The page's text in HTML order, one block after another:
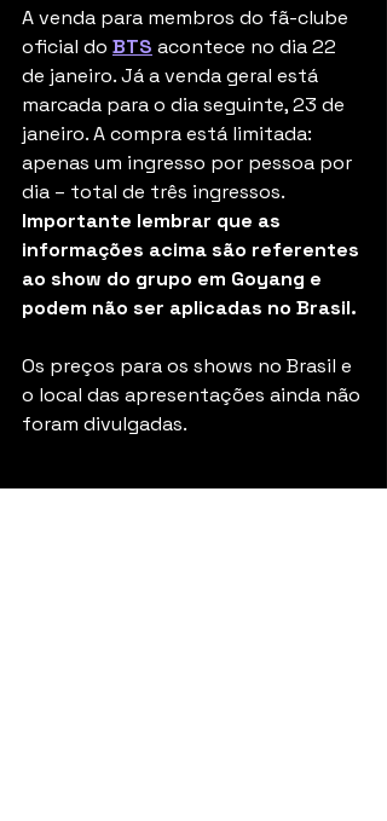
A venda para membros do fã-clube
oficial do BTS acontece no dia 22
de janeiro. Já a venda geral está
marcada para o dia seguinte, 23 de
janeiro. A compra está limitada:
apenas um ingresso por pessoa por
dia – total de três ingressos.
Importante lembrar que as
informações acima são referentes
ao show do grupo em Goyang e
podem não ser aplicadas no Brasil.
Os preços para os shows no Brasil e
o local das apresentações ainda não
foram divulgadas.